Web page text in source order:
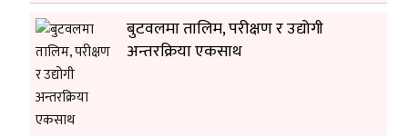
बुटवलमा तालिम, परीक्षण र उद्योगी
अन्तरक्रिया एकसाथ